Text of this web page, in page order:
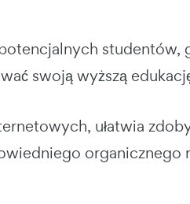
studentów,
swoją wyższą
ułatwia
organicznego